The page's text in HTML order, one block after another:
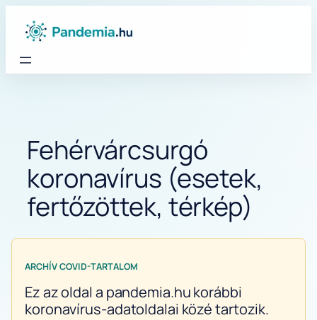
Fehérvárcsurgó
koronavírus (esetek,
fertőzöttek, térkép)
ARCHÍV COVID-TARTALOM
Ez az oldal a pandemia.hu korábbi
koronavírus-adatoldalai közé tartozik.